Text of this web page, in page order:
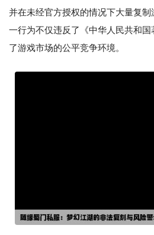
并在未经官方授权的情况下大量复
一行为不仅违反了《中华人民共和
了游戏市场的公平竞争环境。